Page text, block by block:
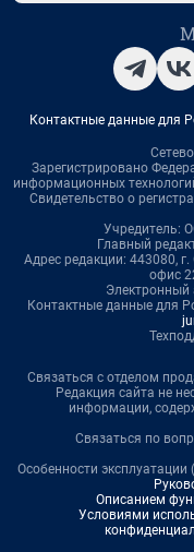
Контактные данные для
Зарегистрировано
информационных
Свидетельство о
Учредитель:
Главный
Адрес редакции: 443080,
офис
Электронный
Контактные данные для
Связаться с отделом
Редакция сайта не
информации,
Связаться по
Особенности
Описанием
Условиями